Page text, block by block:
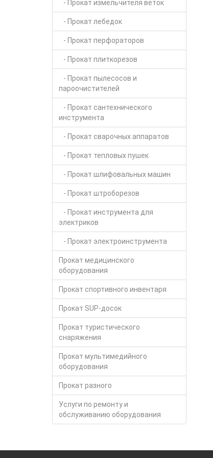
- Прокат измельчителя веток
- Прокат лебедок
- Прокат перфораторов
- Прокат плиткорезов
- Прокат пылесосов и
пароочистителей
- Прокат сантехнического
инструмента
- Прокат сварочных аппаратов
- Прокат тепловых пушек
- Прокат шлифовальных машин
- Прокат штроборезов
- Прокат инструмента для
электриков
- Прокат электроинструмента
Прокат медицинского
оборудования
Прокат спортивного инвентаря
Прокат SUP-досок
Прокат туристического
снаряжения
Прокат мультимедийного
оборудования
Прокат разного
Услуги по ремонту и
обслуживанию оборудования